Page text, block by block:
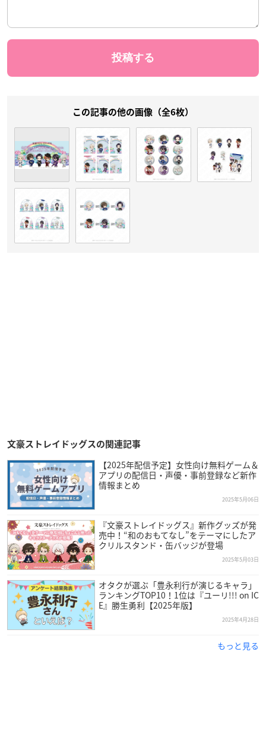
この記事の他の画像（全6枚）
文豪ストレイドッグスの関連記事
【2025年配信予定】女性向け無料ゲーム＆
アプリの配信日・声優・事前登録など新作
情報まとめ
2025年5月06日
『文豪ストレイドッグス』新作グッズが発
売中！“和のおもてなし”をテーマにしたア
クリルスタンド・缶バッジが登場
2025年5月03日
オタクが選ぶ「豊永利行が演じるキャラ」
ランキングTOP10！1位は『ユーリ!!! on IC
E』勝生勇利【2025年版】
2025年4月28日
もっと見る